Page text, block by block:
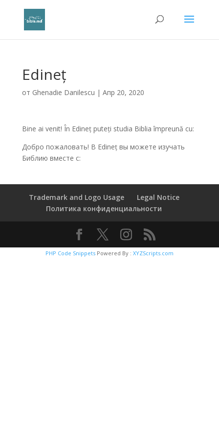
Edineț
от Ghenadie Danilescu | Апр 20, 2020
Bine ai venit! În Edineț puteți studia Biblia împreună cu:
Добро пожаловать! В Edineț вы можете изучать
Библию вместе с:
Trademark and Logo Usage
Legal Notice
Политика конфиденциальности
PHP Code Snippets Powered By : XYZScripts.com